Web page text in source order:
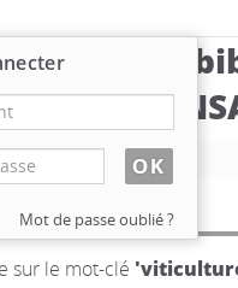
de la
du
la recherche
sur le mot-clé
Mot de passe oublié ?